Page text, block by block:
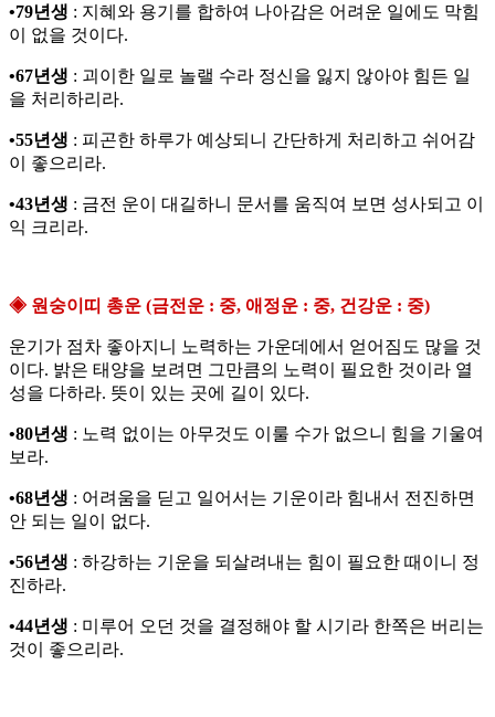
•79년생 : 지혜와 용기를 합하여 나아감은 어려운 일에도 막힘
이 없을 것이다.
•67년생 : 괴이한 일로 놀랠 수라 정신을 잃지 않아야 힘든 일
을 처리하리라.
•55년생 : 피곤한 하루가 예상되니 간단하게 처리하고 쉬어감
이 좋으리라.
•43년생 : 금전 운이 대길하니 문서를 움직여 보면 성사되고 이
익 크리라.
◈ 원숭이띠 총운 (금전운 : 중, 애정운 : 중, 건강운 : 중)
운기가 점차 좋아지니 노력하는 가운데에서 얻어짐도 많을 것
이다. 밝은 태양을 보려면 그만큼의 노력이 필요한 것이라 열
성을 다하라. 뜻이 있는 곳에 길이 있다.
•80년생 : 노력 없이는 아무것도 이룰 수가 없으니 힘을 기울여
보라.
•68년생 : 어려움을 딛고 일어서는 기운이라 힘내서 전진하면
안 되는 일이 없다.
•56년생 : 하강하는 기운을 되살려내는 힘이 필요한 때이니 정
진하라.
•44년생 : 미루어 오던 것을 결정해야 할 시기라 한쪽은 버리는
것이 좋으리라.